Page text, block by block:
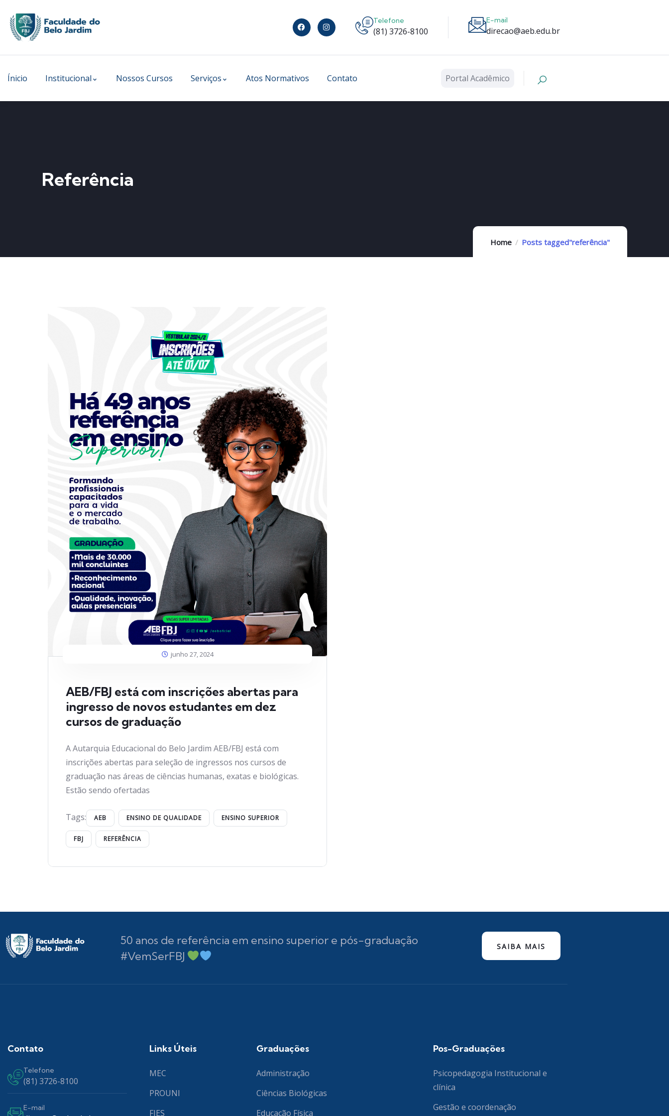
Telefone
(81) 3726-8100
E-mail
direcao@aeb.edu.br
Ínicio Institucional Nossos Cursos Serviços Atos Normativos Contato Portal Acadêmico
Referência
Home Posts tagged"referência"
junho 27, 2024
AEB/FBJ está com inscrições abertas para
ingresso de novos estudantes em dez
cursos de graduação
A Autarquia Educacional do Belo Jardim AEB/FBJ está com
inscrições abertas para seleção de ingressos nos cursos de
graduação nas áreas de ciências humanas, exatas e biológicas.
Estão sendo ofertadas
Tags: AEB ENSINO DE QUALIDADE ENSINO SUPERIOR
FBJ REFERÊNCIA
50 anos de referência em ensino superior e pós-graduação
#VemSerFBJ
SAIBA MAIS
Contato
Telefone
(81) 3726-8100
E-mail
Links Úteis
MEC
PROUNI
FIES
Graduações
Administração
Ciências Biológicas
Educação Física
Pos-Graduações
Psicopedagogia Institucional e
clínica
Gestão e coordenação